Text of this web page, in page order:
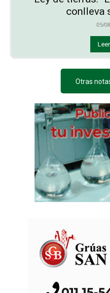
conlleva
05/
Otras